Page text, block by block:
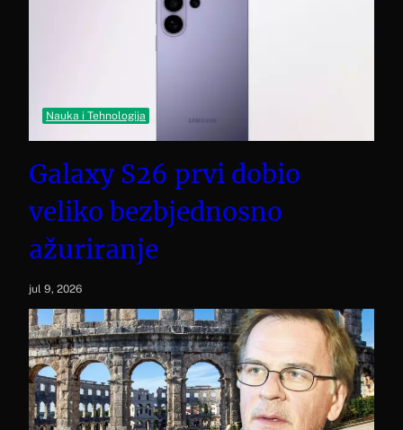
Nauka i Tehnologija
Galaxy S26 prvi dobio
veliko bezbjednosno
ažuriranje
jul 9, 2026